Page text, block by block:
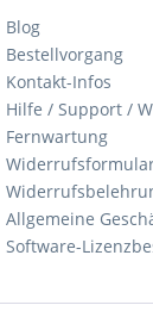
Blog
Bestellvorgang
Kontakt-Infos
Hilfe / Support /
Fernwartung
Allgemeine
Software-